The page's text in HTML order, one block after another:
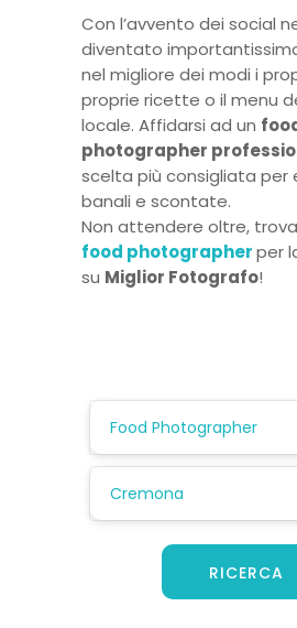
Con l’avvento dei social
diventato
nel migliore dei modi i
proprie ricette o il menu
locale. Affidarsi ad un
photographer
scelta più consigliata per
banali e scontate.
Non attendere oltre,
food photographerper
su Miglior Fotografo!
Food Photographer
Cremona
RICERCA